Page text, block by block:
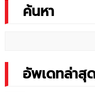
ค้นหา
อัพเดทล่าสุ